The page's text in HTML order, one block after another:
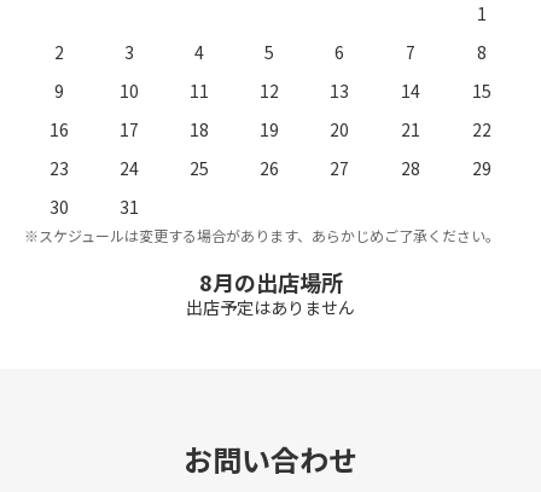
1
2
3 4 5 6 7
8
9
10 11 12 13 14
15
16
17 18 19 20 21
22
23
24 25 26 27 28
29
30
31
※スケジュールは変更する場合があります、あらかじめご了承ください。
8月の出店場所
出店予定はありません
お問い合わせ